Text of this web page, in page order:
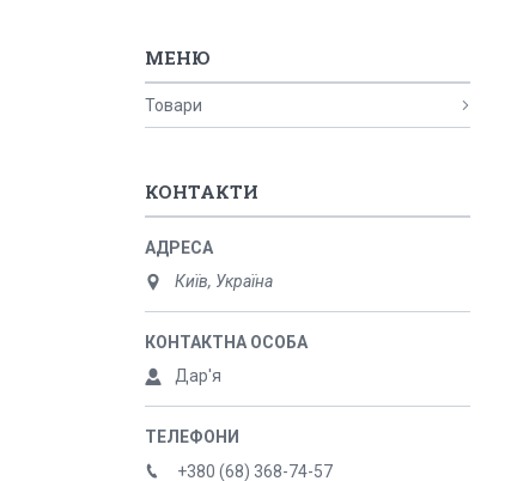
Товари
КОНТАКТИ
Київ, Україна
Дар'я
+380 (68) 368-74-57